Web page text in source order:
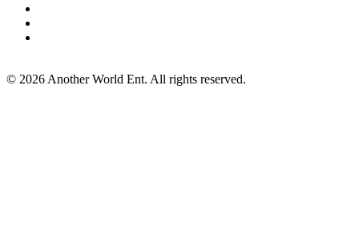
© 2026 Another World Ent. All rights reserved.